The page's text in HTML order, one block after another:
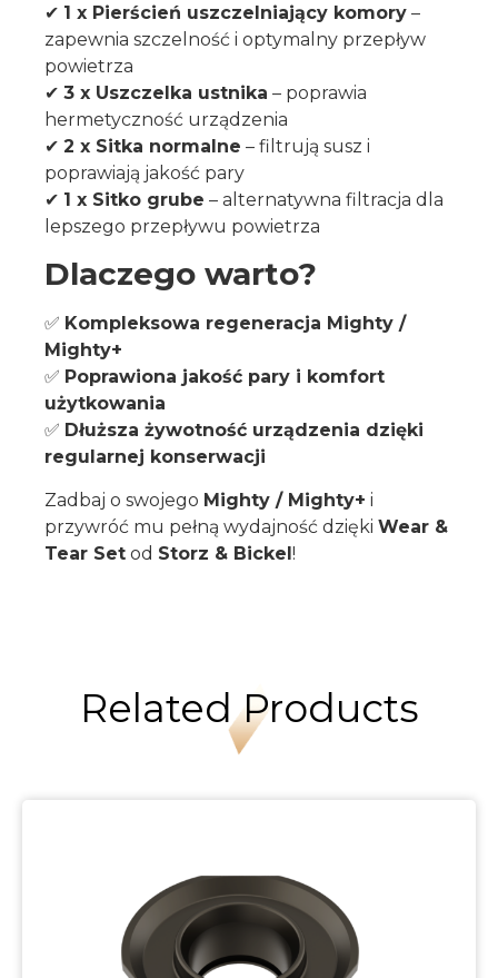
✔ 1 x Pierścień uszczelniający komory –
zapewnia szczelność i optymalny przepływ
powietrza
✔ 3 x Uszczelka ustnika – poprawia
hermetyczność urządzenia
✔ 2 x Sitka normalne – filtrują susz i
poprawiają jakość pary
✔ 1 x Sitko grube – alternatywna filtracja dla
lepszego przepływu powietrza
Dlaczego warto?
✅ Kompleksowa regeneracja Mighty /
Mighty+
✅ Poprawiona jakość pary i komfort
użytkowania
✅ Dłuższa żywotność urządzenia dzięki
regularnej konserwacji
Zadbaj o swojego Mighty / Mighty+ i
przywróć mu pełną wydajność dzięki Wear &
Tear Set od Storz & Bickel!
Related Products